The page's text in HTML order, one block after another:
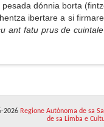
dónnia borta
ibertare a si
ant fatu prus de
2026 Regione Autònoma de sa
de sa Limba e